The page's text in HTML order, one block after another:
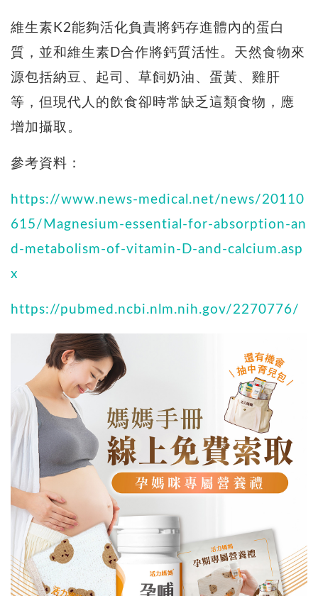
維生素K2能夠活化負責將鈣存進體內的蛋白
質，並和維生素D合作將鈣質活性。天然食物來
源包括納豆、起司、草飼奶油、蛋黃、雞肝
等，但現代人的飲食卻時常缺乏這類食物，應
增加攝取。
參考資料：
https://www.news-medical.net/news/20110
615/Magnesium-essential-for-absorption-an
d-metabolism-of-vitamin-D-and-calcium.asp
x
https://pubmed.ncbi.nlm.nih.gov/2270776/